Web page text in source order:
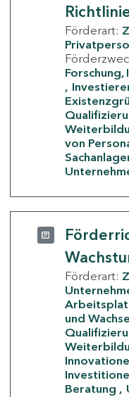
Förderart:
von
Förderart:
und
Beratung